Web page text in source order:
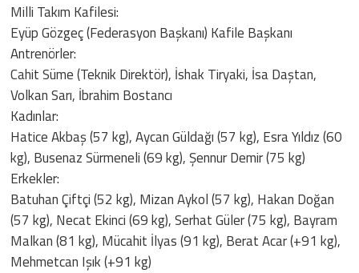
Milli Takım Kafilesi:
Eyüp Gözgeç (Federasyon Başkanı) Kafile Başkanı
Antrenörler:
Cahit Süme (Teknik Direktör), İshak Tiryaki, İsa Daştan,
Volkan Sarı, İbrahim Bostancı
Kadınlar:
Hatice Akbaş (57 kg), Aycan Güldağı (57 kg), Esra Yıldız (60
kg), Busenaz Sürmeneli (69 kg), Şennur Demir (75 kg)
Erkekler:
Batuhan Çiftçi (52 kg), Mizan Aykol (57 kg), Hakan Doğan
(57 kg), Necat Ekinci (69 kg), Serhat Güler (75 kg), Bayram
Malkan (81 kg), Mücahit İlyas (91 kg), Berat Acar (+91 kg),
Mehmetcan Işık (+91 kg)